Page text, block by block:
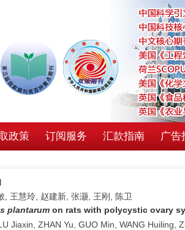
政策 订阅服务 汇款指南 广告
王慧玲, 赵建新, 张灏, 王刚, 陈卫
plantarum on rats with polycystic ovary
Jiaxin, ZHAN Yu, GUO Min, WANG Huiling,